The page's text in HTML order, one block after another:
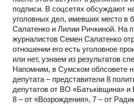
подписи. В соцсетях обсуждают
уголовных дел, имевших место в
Салатенко и Лилии Ричкиной. На
журналистов Семен Салатенко
отношении его есть уголовное
или нет, узнаем из результатов
Напомним, в Сумском облсовете
депутата – представители 8
депутатов от ВО «Батьківщина»
8 – от «Возрождения», 7 – от